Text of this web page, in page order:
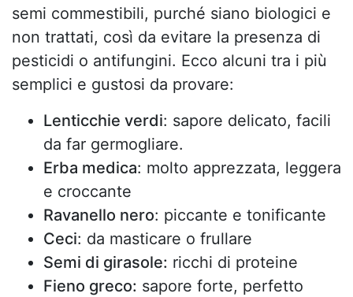
semi commestibili, purché siano biologici e
non trattati, così da evitare la presenza di
pesticidi o antifungini. Ecco alcuni tra i più
semplici e gustosi da provare:
Lenticchie verdi: sapore delicato, facili
da far germogliare.
Erba medica: molto apprezzata, leggera
e croccante
Ravanello nero: piccante e tonificante
Ceci: da masticare o frullare
Semi di girasole: ricchi di proteine
Fieno greco: sapore forte, perfetto